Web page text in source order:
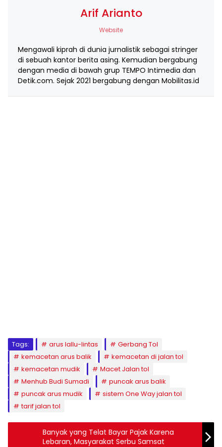
Arif Arianto
Website
Mengawali kiprah di dunia jurnalistik sebagai stringer
di sebuah kantor berita asing. Kemudian bergabung
dengan media di bawah grup TEMPO Intimedia dan
Detik.com. Sejak 2021 bergabung dengan Mobilitas.id
Tags: arus lallu-lintas
Gerbang Tol
kemacetan arus balik
kemacetan di jalan tol
kemacetan mudik
Macet Jalan tol
Menhub Budi Sumadi
puncak arus balik
puncak arus mudik
sistem One Way jalan tol
tarif jalan tol
Banyak yang Telat Bayar Pajak Karena
Lebaran, Masyarakat Serbu Samsat